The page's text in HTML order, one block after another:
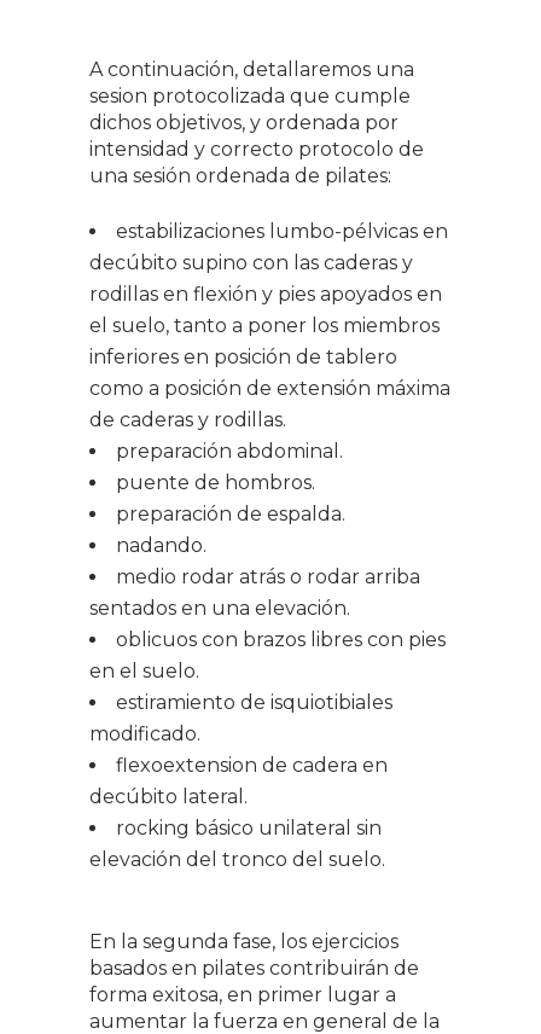
A continuación, detallaremos una
sesion protocolizada que cumple
dichos objetivos, y ordenada por
intensidad y correcto protocolo de
una sesión ordenada de pilates:
estabilizaciones lumbo-pélvicas en
decúbito supino con las caderas y
rodillas en flexión y pies apoyados en
el suelo, tanto a poner los miembros
inferiores en posición de tablero
como a posición de extensión máxima
de caderas y rodillas.
preparación abdominal.
puente de hombros.
preparación de espalda.
nadando.
medio rodar atrás o rodar arriba
sentados en una elevación.
oblicuos con brazos libres con pies
en el suelo.
estiramiento de isquiotibiales
modificado.
flexoextension de cadera en
decúbito lateral.
rocking básico unilateral sin
elevación del tronco del suelo.
En la segunda fase, los ejercicios
basados en pilates contribuirán de
forma exitosa, en primer lugar a
aumentar la fuerza en general de la